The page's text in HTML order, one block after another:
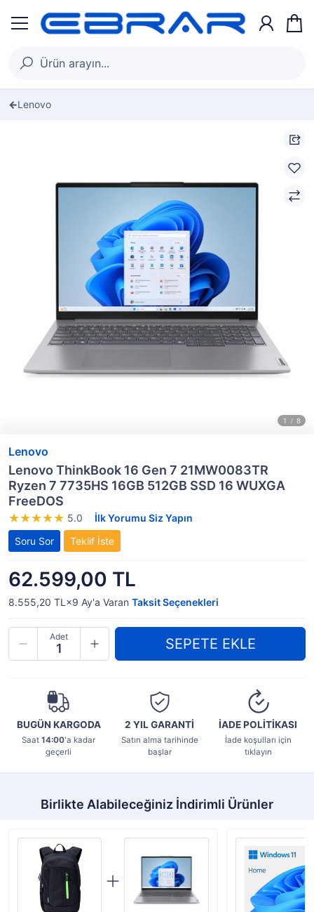
Lenovo
Lenovo
Lenovo ThinkBook 16 Gen 7 21MW0083TR
Ryzen 7 7735HS 16GB 512GB SSD 16 WUXGA
FreeDOS
5.0
İlk Yorumu Siz Yapın
Soru Sor
Teklif İste
62.599,00 TL
8.555,20 TL×9 Ay'a Varan Taksit Seçenekleri
Adet
BUGÜN KARGODA
Saat14:00'a kadar
geçerli
2 YILGARANTİ
Satın alma tarihinde
başlar
İADE POLİTİKASI
İade koşulları için
tıklayın
Birlikte Alabileceğiniz İndirimli Ürünler